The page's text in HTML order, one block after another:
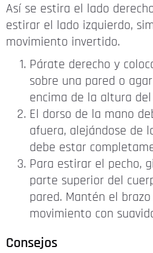
Así se estira el lado
estirar el lado izquierdo,
movimiento invertido.
Párate derecho y
sobre una pared o
encima de la altura
El dorso de la mano
afuera, alejándose de
debe estar
Para estirar el pecho,
parte superior del
pared. Mantén el
movimiento con
Consejos